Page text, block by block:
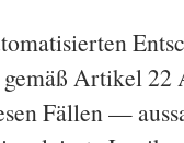
Artikel 22
Fällen —